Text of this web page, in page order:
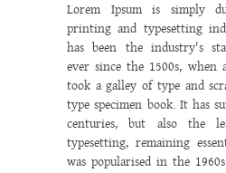
Lorem Ipsum is simply
printing and typesetting
has been the industry's
ever since the 1500s,
took a galley of type and
type specimen book. It has
centuries, but also the
typesetting, remaining
was popularised in the